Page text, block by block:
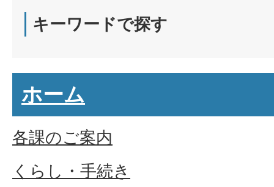
キーワードで探す
ホーム
各課のご案内
くらし・手続き